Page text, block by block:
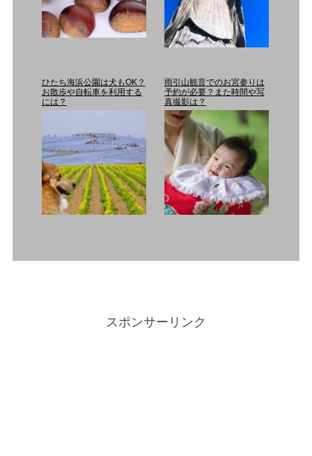
ひたち海浜公園は犬もOK？
お散歩や自転車を利用する
には？
雨引山観音でのお宮参りは
予約が必要？また時間や写
真撮影は？
スポンサーリンク